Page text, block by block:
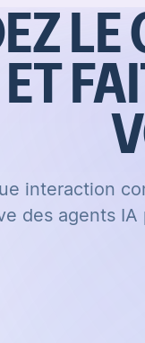
LE
interaction
des agents